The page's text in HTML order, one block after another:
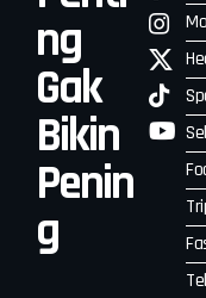
ng
Gak
Bikin
Penin
g